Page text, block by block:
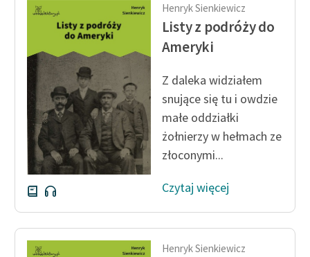
Zespół
Zasady wykorzystania
Wolnych Lektur
Logotypy
Materiały promocyjne
Polityka prywatności
Regulamin biblioteki
sprawozdania finansowe
Henryk Sienkiewicz
Listy z podróży do
Ameryki
Z daleka widziałem
snujące się tu i owdzie
małe oddziałki
żołnierzy w hełmach ze
złoconymi...
Czytaj więcej
Henryk Sienkiewicz